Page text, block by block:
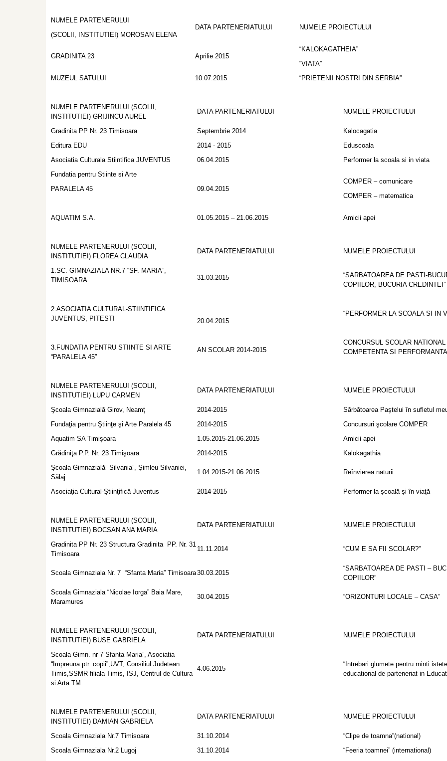
NUMELE PARTENERULUI
(SCOLII, INSTITUTIEI) MOROSAN ELENA
DATA PARTENERIATULUI NUMELE PROIECTULUI
GRADINITA 23 Aprilie 2015
“KALOKAGATHEIA”
“VIATA”
MUZEUL SATULUI
10.07.2015 “PRIETENII NOSTRI DIN SERBIA”
NUMELE PARTENERULUI (SCOLII,
INSTITUTIEI) GRIJINCU AUREL
DATA PARTENERIATULUI NUMELE PROIECTULUI
Gradinita PP Nr. 23 Timisoara Septembrie 2014
Kalocagatia
Editura EDU
2014 - 2015
Eduscoala
Asociatia Culturala Stiintifica JUVENTUS
06.04.2015
Performer la scoala si in viata
Fundatia pentru Stiinte si Arte
PARALELA 45
09.04.2015
COMPER – comunicare
COMPER – matematica
AQUATIM S.A. 01.05.2015 – 21.06.2015 Amicii apei
NUMELE PARTENERULUI (SCOLII,
INSTITUTIEI) FLOREA CLAUDIA
DATA PARTENERIATULUI NUMELE PROIECTULUI
1.SC. GIMNAZIALA NR.7 “SF. MARIA”,
TIMISOARA
2.ASOCIATIA CULTURAL-STIINTIFICA
JUVENTUS, PITESTI
3.FUNDATIA PENTRU STIINTE SI ARTE
“PARALELA 45”
31.03.2015
20.04.2015
AN SCOLAR 2014-2015
“SARBATOAREA DE PASTI-
COPIILOR, BUCURIA CREDINTEI”
“PERFORMER LA SCOALA SI IN
CONCURSUL SCOLAR NATIONAL
COMPETENTA SI PERFORMANTA
NUMELE PARTENERULUI (SCOLII,
INSTITUTIEI) LUPU CARMEN
DATA PARTENERIATULUI NUMELE PROIECTULUI
Şcoala Gimnazială Girov, Neamţ 2014-2015
Sărbătoarea Paştelui în sufletul
Fundaţia pentru Ştiinţe şi Arte Paralela 45
2014-2015
Concursuri şcolare COMPER
Aquatim SA Timişoara
1.05.2015-21.06.2015
Amicii apei
Grădiniţa P.P. Nr. 23 Timişoara
2014-2015
Kalokagathia
Şcoala Gimnazială” Silvania”, Şimleu Silvaniei,
Sălaj
1.04.2015-21.06.2015 Reînvierea naturii
Asociaţia Cultural-Ştiinţifică Juventus 2014-2015 Performer la şcoală şi în viaţă
NUMELE PARTENERULUI (SCOLII,
INSTITUTIEI) BOCSAN ANA MARIA
DATA PARTENERIATULUI NUMELE PROIECTULUI
Gradinita PP Nr. 23 Structura Gradinita PP. Nr. 31
Timisoara
11.11.2014 “CUM E SA FII SCOLAR?”
Scoala Gimnaziala Nr. 7 “Sfanta Maria” Timisoara30.03.2015
“SARBATOAREA DE PASTI –
COPIILOR”
Scoala Gimnaziala “Nicolae Iorga” Baia Mare,
Maramures
30.04.2015 “ORIZONTURI LOCALE – CASA”
NUMELE PARTENERULUI (SCOLII,
INSTITUTIEI) BUSE GABRIELA
DATA PARTENERIATULUI NUMELE PROIECTULUI
Scoala Gimn. nr 7”Sfanta Maria”, Asociatia
“Impreuna ptr. copii”,UVT, Consiliul Judetean
Timis,SSMR filiala Timis, ISJ, Centrul de Cultura
si Arta TM
4.06.2015
“Intrebari glumete pentru minti
educational de parteneriat in
NUMELE PARTENERULUI (SCOLII,
INSTITUTIEI) DAMIAN GABRIELA
DATA PARTENERIATULUI NUMELE PROIECTULUI
Scoala Gimnaziala Nr.7 Timisoara 31.10.2014
“Clipe de toamna”(national)
Scoala Gimnaziala Nr.2 Lugoj
31.10.2014 “Feeria toamnei” (international)